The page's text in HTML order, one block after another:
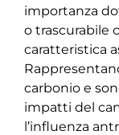
importanza
o trascurabile
caratteristica
carbonio e
impatti del
l’influenza